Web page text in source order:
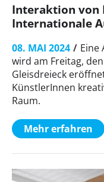
Interaktion von
Internationale
08. MAI 2024
Eine
wird am Freitag,
Gleisdreieck
KünstlerInnen
Raum.
Mehr erfahren